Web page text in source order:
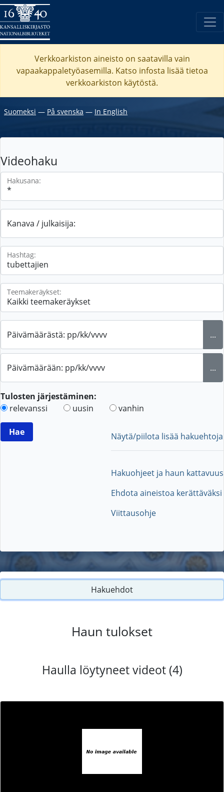
Verkkoarkiston aineisto on saatavilla vain
vapaakappaletyöasemilla. Katso infosta lisää tietoa
verkkoarkiston käytöstä.
Suomeksi ― På svenska ― In English
Videohaku
Hakusana:
Kanava / julkaisija:
Hashtag:
Teemakeräykset:
Päivämäärästä: pp/kk/vvvv ...
Päivämäärään: pp/kk/vvvv ...
Tulosten järjestäminen:
relevanssi
uusin vanhin
Näytä/piilota lisää hakuehtoja
Hakuohjeet ja haun kattavuus
Ehdota aineistoa kerättäväksi
Viittausohje
Hakuehdot
Haun tulokset
Haulla löytyneet videot (4)